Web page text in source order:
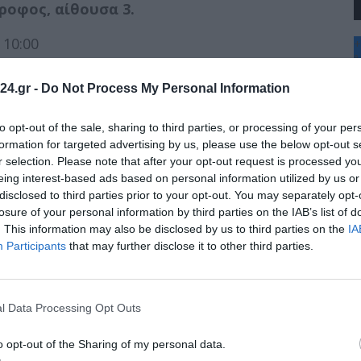
- Do Not Process My Personal Information
opt-out of the sale, sharing to third parties, or processing of your
for targeted advertising by us, please use the below opt-out
selection. Please note that after your opt-out request is processed
interest-based ads based on personal information utilized by us
to third parties prior to your opt-out. You may separately
of your personal information by third parties on the IAB’s list of
This information may also be disclosed by us to third parties on the
Participants that may further disclose it to other third parties.
Data Processing Opt Outs
opt-out of the Sharing of my personal data.
αίθουσα 3.
11:00
9:00
12:00
9:00
+
°